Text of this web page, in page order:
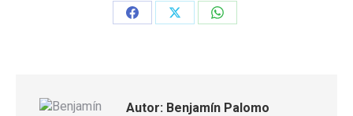
Share
Share
Share
Autor: Benjamín Palomo